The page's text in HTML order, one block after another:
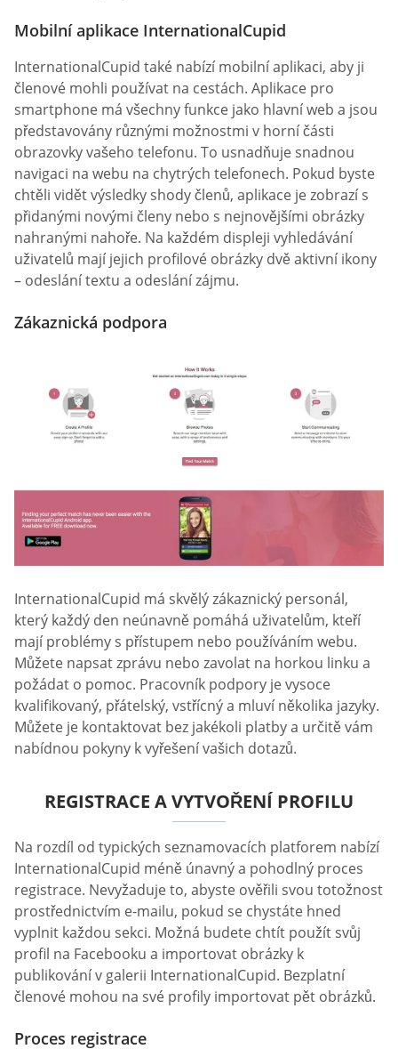
Mobilní aplikace InternationalCupid
InternationalCupid také nabízí mobilní aplikaci, aby ji
členové mohli používat na cestách. Aplikace pro
smartphone má všechny funkce jako hlavní web a jsou
představovány různými možnostmi v horní části
obrazovky vašeho telefonu. To usnadňuje snadnou
navigaci na webu na chytrých telefonech. Pokud byste
chtěli vidět výsledky shody členů, aplikace je zobrazí s
přidanými novými členy nebo s nejnovějšími obrázky
nahranými nahoře. Na každém displeji vyhledávání
uživatelů mají jejich profilové obrázky dvě aktivní ikony
– odeslání textu a odeslání zájmu.
Zákaznická podpora
InternationalCupid má skvělý zákaznický personál,
který každý den neúnavně pomáhá uživatelům, kteří
mají problémy s přístupem nebo používáním webu.
Můžete napsat zprávu nebo zavolat na horkou linku a
požádat o pomoc. Pracovník podpory je vysoce
kvalifikovaný, přátelský, vstřícný a mluví několika jazyky.
Můžete je kontaktovat bez jakékoli platby a určitě vám
nabídnou pokyny k vyřešení vašich dotazů.
REGISTRACE A VYTVOŘENÍ PROFILU
Na rozdíl od typických seznamovacích platforem nabízí
InternationalCupid méně únavný a pohodlný proces
registrace. Nevyžaduje to, abyste ověřili svou totožnost
prostřednictvím e-mailu, pokud se chystáte hned
vyplnit každou sekci. Možná budete chtít použít svůj
profil na Facebooku a importovat obrázky k
publikování v galerii InternationalCupid. Bezplatní
členové mohou na své profily importovat pět obrázků.
Proces registrace